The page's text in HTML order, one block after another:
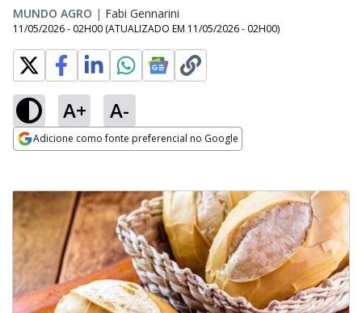
MUNDO AGRO | Fabi Gennarini
11/05/2026 - 02H00 (ATUALIZADO EM 11/05/2026 - 02H00)
A+ A-
Adicione como fonte preferencial no Google